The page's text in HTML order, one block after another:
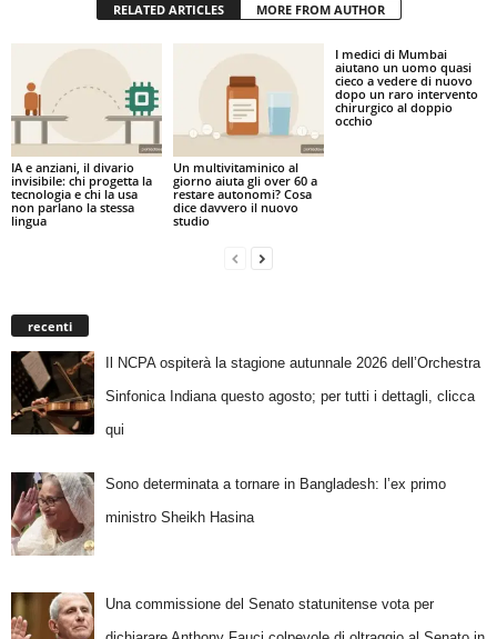
RELATED ARTICLES MORE FROM AUTHOR
IA e anziani, il divario
invisibile: chi progetta la
tecnologia e chi la usa
non parlano la stessa
lingua
Un multivitaminico al
giorno aiuta gli over 60 a
restare autonomi? Cosa
dice davvero il nuovo
studio
I medici di Mumbai
aiutano un uomo quasi
cieco a vedere di nuovo
dopo un raro intervento
chirurgico al doppio
occhio
recenti
Il NCPA ospiterà la stagione autunnale 2026 dell’Orchestra
Sinfonica Indiana questo agosto; per tutti i dettagli, clicca
qui
Sono determinata a tornare in Bangladesh: l’ex primo
ministro Sheikh Hasina
Una commissione del Senato statunitense vota per